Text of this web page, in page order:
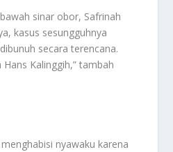
sinar obor, Safrinah
kasus sesungguhnya
secara terencana.
Kalinggih,” tambah
nyawaku karena